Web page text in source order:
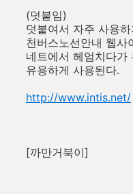
(덧붙임)
덧붙여서 자주 사용
천버스노선안내 웹사
네트에서 헤엄치다가
유용하게 사용된다.
http://www.intis.net/
[까만거북이]